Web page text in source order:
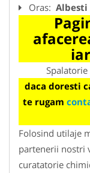
Oras: Albesti
daca doresti
te rugam
Folosind utilaje
partenerii nostri
curatatorie